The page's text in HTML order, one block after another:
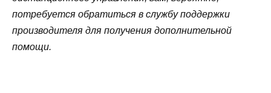
потребуется обратиться в службу поддержки
производителя для получения дополнительной
помощи.